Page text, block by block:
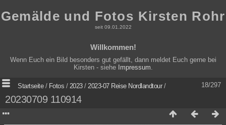
Gemälde und Fotos Kirsten Rohr
seit 09.01.2022
Willkommen!
Wenn Euch ein Bild besonders gut gefällt, dann meldet Euch gerne bei
Kirsten - siehe Impressum
18/297
Startseite/ Fotos / 2023/ 2023-07 Reise Nordlandtour/
20230709 110914